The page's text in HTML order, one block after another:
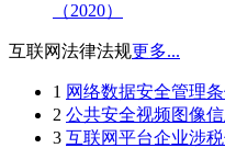
（2020）
互联网法律法规更多...
1 网络数据安全管理条
2 公共安全视频图像信
3 互联网平台企业涉